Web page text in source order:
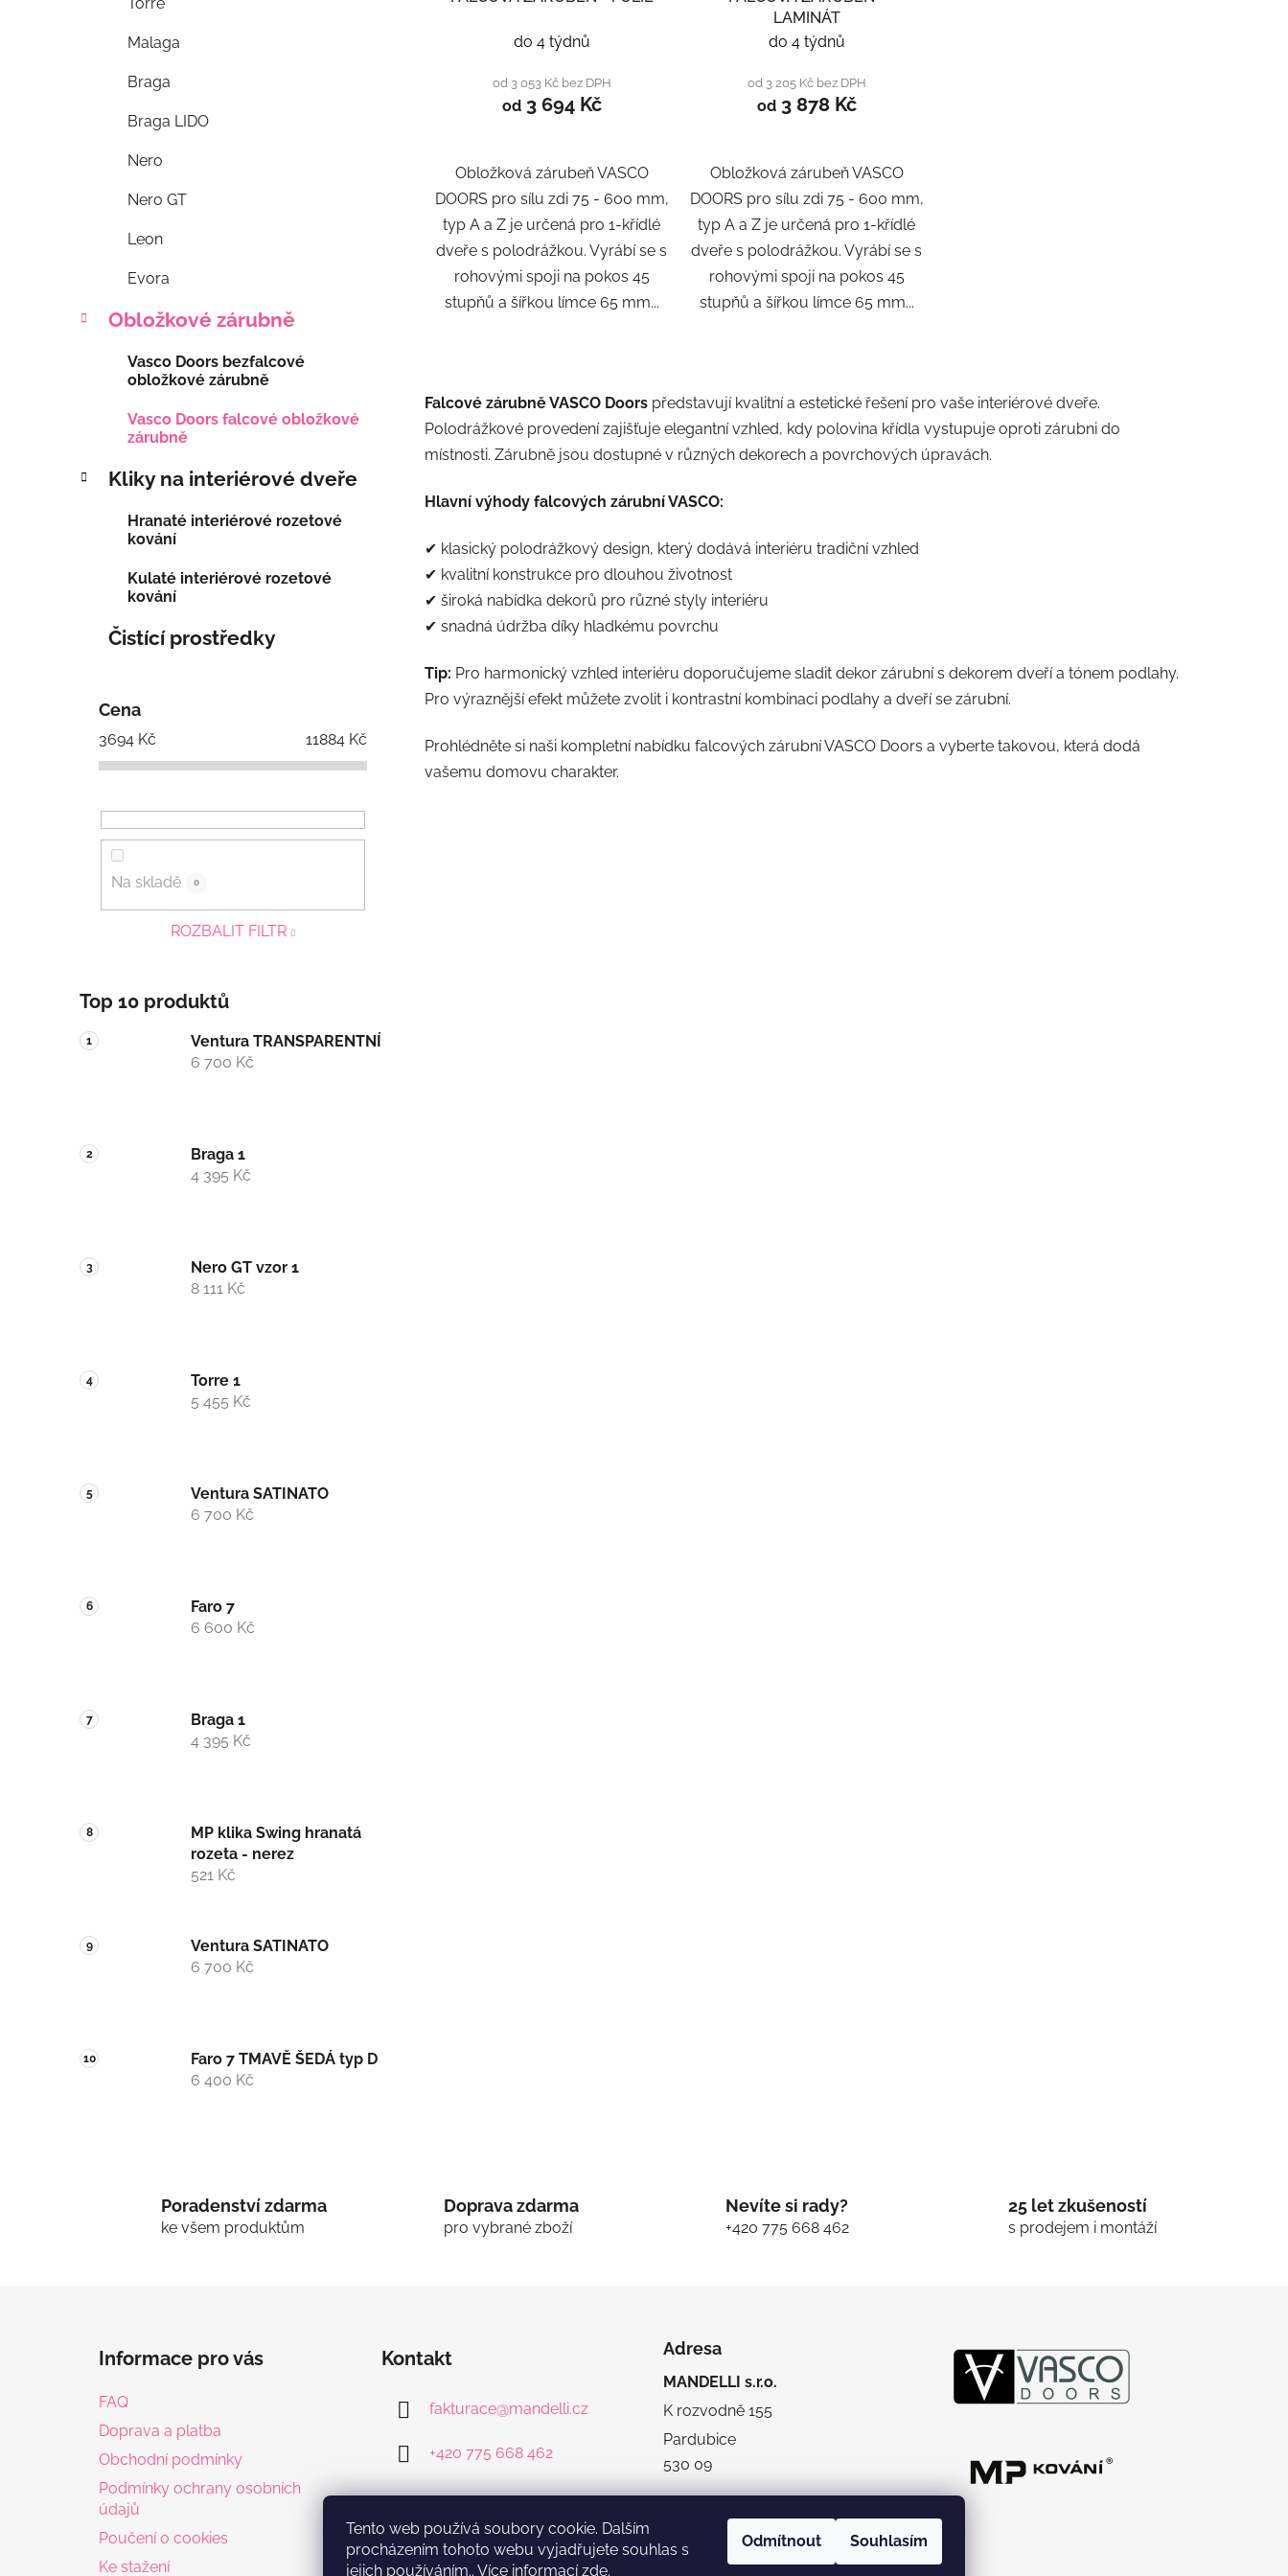
Tento web používá soubory cookie. Dalším
procházením tohoto webu vyjadřujete souhlas s
jejich používáním.. Více informacízde.
Odmítnout Souhlasím
Malaga
Braga
Braga LIDO
Nero
Nero GT
Leon
Evora
Obložkové zárubně
Vasco Doors bezfalcové
obložkové zárubně
Vasco Doors falcové obložkové
zárubně
Kliky na interiérové dveře
Hranaté interiérové rozetové
kování
Kulaté interiérové rozetové
kování
Čistící prostředky
Cena
3694 Kč 11884 Kč
Na skladě 0
ROZBALIT FILTR
Top 10 produktů
Ventura TRANSPARENTNÍ
6 700 Kč
Braga 1
4 395 Kč
Nero GT vzor 1
8 111 Kč
Torre 1
5 455 Kč
Ventura SATINATO
6 700 Kč
Faro 7
6 600 Kč
Braga 1
4 395 Kč
MP klika Swing hranatá
rozeta - nerez
521 Kč
Ventura SATINATO
6 700 Kč
Faro 7 TMAVĚ ŠEDÁ typ D
6 400 Kč
do 4 týdnů
od 3 053 Kč bez DPH
od3 694 Kč
Obložková zárubeň VASCO
DOORS pro sílu zdi 75 - 600 mm,
typ A a Z je určená pro 1-křídlé
dveře s polodrážkou. Vyrábí se s
rohovými spoji na pokos 45
stupňů a šířkou límce 65 mm...
LAMINÁT
do 4 týdnů
od 3 205 Kč bez DPH
od3 878 Kč
Obložková zárubeň VASCO
DOORS pro sílu zdi 75 - 600 mm,
typ A a Z je určená pro 1-křídlé
dveře s polodrážkou. Vyrábí se s
rohovými spoji na pokos 45
stupňů a šířkou límce 65 mm...
l
á
d
r
p
i
u
Falcové zárubně VASCO Doors představují kvalitní a estetické řešení pro vaše interiérové dveře.
Polodrážkové provedení zajišťuje elegantní vzhled, kdy polovina křídla vystupuje oproti zárubni do
místnosti. Zárubně jsou dostupné v různých dekorech a povrchových úpravách.
Hlavní výhody falcových zárubní VASCO:
✔ klasický polodrážkový design, který dodává interiéru tradiční vzhled
✔ kvalitní konstrukce pro dlouhou životnost
✔ široká nabídka dekorů pro různé styly interiéru
✔ snadná údržba díky hladkému povrchu
Tip: Pro harmonický vzhled interiéru doporučujeme sladit dekor zárubní s dekorem dveří a tónem podlahy.
Pro výraznější efekt můžete zvolit i kontrastní kombinaci podlahy a dveří se zárubní.
Prohlédněte si naši kompletní nabídku falcových zárubní VASCO Doors a vyberte takovou, která dodá
vašemu domovu charakter.
Poradenství zdarma
ke všem produktům
Doprava zdarma
pro vybrané zboží
Nevíte si rady?
+420 775 668 462
25 let zkušeností
s prodejem i montáží
Informace pro vás
FAQ
Doprava a platba
Obchodní podmínky
Podmínky ochrany osobních
údajů
Poučení o cookies
Ke stažení
Kontakt
fakturace@mandelli.cz
+420 775 668 462
Adresa
MANDELLI s.r.o.
K rozvodně 155
Pardubice
530 09